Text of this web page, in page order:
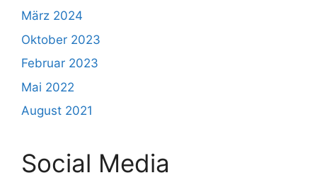
März 2024
Oktober 2023
Februar 2023
Mai 2022
August 2021
Social Media